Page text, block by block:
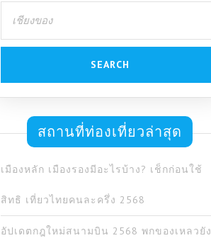
for:
สถานที่ท่องเที่ยวล่าสุด
เมืองหลัก เมืองรองมีอะไรบ้าง? เช็กก่อนใช้
สิทธิ เที่ยวไทยคนละครึ่ง 2568
อัปเดตกฎใหม่สนามบิน 2568 พกของเหลวยัง